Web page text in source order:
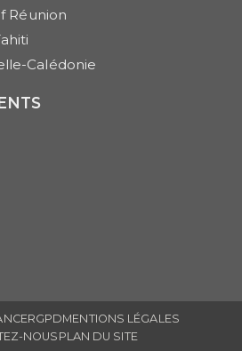
Réunion
Calédonie
RGPDMENTIONS LÉGALES
NOUSPLAN DU SITE